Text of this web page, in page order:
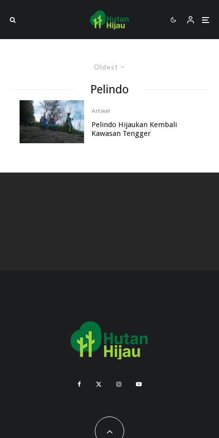
Oldest
Pelindo
Artikel
Pelindo Hijaukan Kembali
Kawasan Tengger